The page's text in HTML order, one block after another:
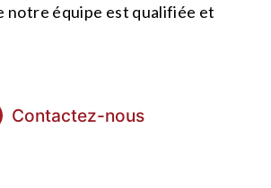
notre équipe est qualifiée et
Contactez-nous